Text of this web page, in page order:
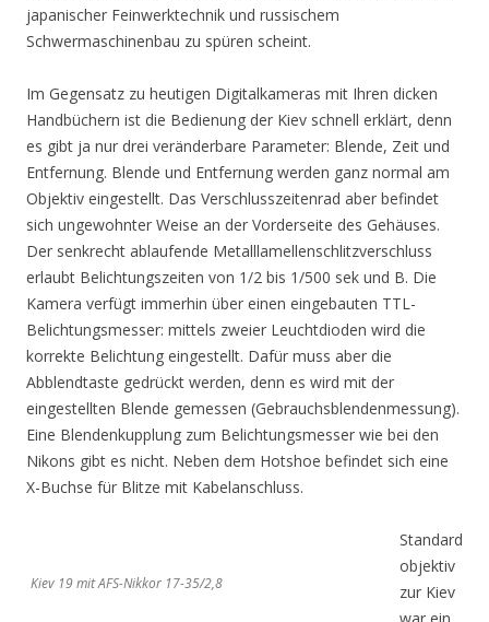
japanischer Feinwerktechnik und russischem
Schwermaschinenbau zu spüren scheint.
Im Gegensatz zu heutigen Digitalkameras mit Ihren dicken
Handbüchern ist die Bedienung der Kiev schnell erklärt, denn
es gibt ja nur drei veränderbare Parameter: Blende, Zeit und
Entfernung. Blende und Entfernung werden ganz normal am
Objektiv eingestellt. Das Verschlusszeitenrad aber befindet
sich ungewohnter Weise an der Vorderseite des Gehäuses.
Der senkrecht ablaufende Metalllamellenschlitzverschluss
erlaubt Belichtungszeiten von 1/2 bis 1/500 sek und B. Die
Kamera verfügt immerhin über einen eingebauten TTL-
Belichtungsmesser: mittels zweier Leuchtdioden wird die
korrekte Belichtung eingestellt. Dafür muss aber die
Abblendtaste gedrückt werden, denn es wird mit der
eingestellten Blende gemessen (Gebrauchsblendenmessung).
Eine Blendenkupplung zum Belichtungsmesser wie bei den
Nikons gibt es nicht. Neben dem Hotshoe befindet sich eine
X-Buchse für Blitze mit Kabelanschluss.
Kiev 19 mit AFS-Nikkor 17-35/2,8
Standard
objektiv
zur Kiev